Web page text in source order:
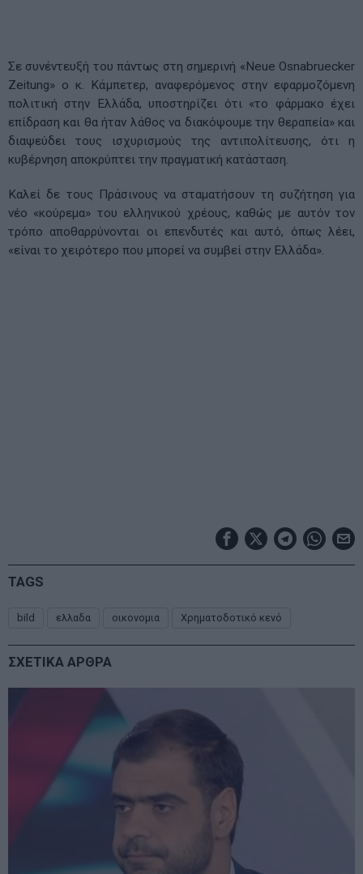
Σε συνέντευξή του πάντως στη σημερινή «Neue Osnabruecker
Zeitung» ο κ. Κάμπετερ, αναφερόμενος στην εφαρμοζόμενη
πολιτική στην Ελλάδα, υποστηρίζει ότι «το φάρμακο έχει
επίδραση και θα ήταν λάθος να διακόψουμε την θεραπεία» και
διαψεύδει τους ισχυρισμούς της αντιπολίτευσης, ότι η
κυβέρνηση αποκρύπτει την πραγματική κατάσταση.
Καλεί δε τους Πράσινους να σταματήσουν τη συζήτηση για
νέο «κούρεμα» του ελληνικού χρέους, καθώς με αυτόν τον
τρόπο αποθαρρύνονται οι επενδυτές και αυτό, όπως λέει,
«είναι το χειρότερο που μπορεί να συμβεί στην Ελλάδα».
TAGS
bild ελλαδα οικονομια Χρηματοδοτικό κενό
ΣΧΕΤΙΚΑ ΑΡΘΡΑ